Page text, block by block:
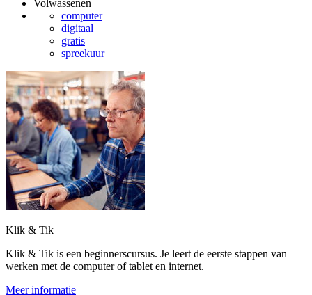
Volwassenen
computer
digitaal
gratis
spreekuur
Klik & Tik
Klik & Tik is een beginnerscursus. Je leert de eerste stappen van
werken met de computer of tablet en internet.
Meer informatie